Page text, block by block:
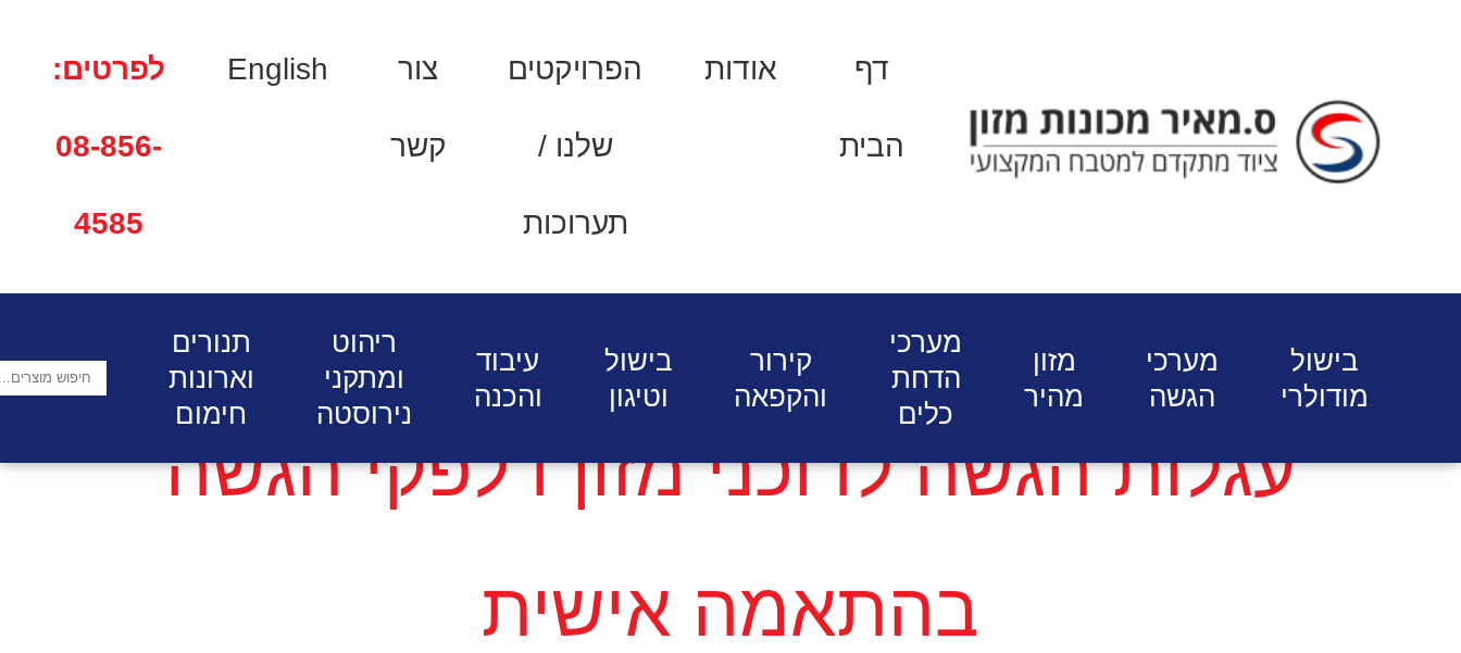
דף
הבית
אודות הפרויקטים
שלנו /
תערוכות
צור
קשר
English לפרטים:
08-856-
4585
בישול
מודולרי
מערכי
הגשה
מזון
מהיר
מערכי
הדחת
כלים
קירור
והקפאה
בישול
וטיגון
עיבוד
והכנה
ריהוט
ומתקני
נירוסטה
תנורים
וארונות
חימום
ס. מאיר - ציוד מתקדם למטבח המוסדי מוצרים למערכי הגשה מוסדיים
עגלות הגשה לדוכני מזון דלפקי הגשה בהתאמה
עגלות הגשה לדוכני מזון דלפקי הגשה
בהתאמה אישית